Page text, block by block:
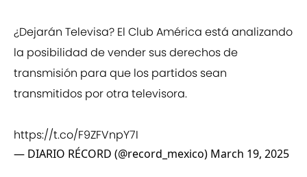
¿Dejarán Televisa? El Club América está analizando
la posibilidad de vender sus derechos de
transmisión para que los partidos sean
transmitidos por otra televisora.
https://t.co/F9ZFVnpY7I
— DIARIO RÉCORD (@record_mexico) March 19, 2025